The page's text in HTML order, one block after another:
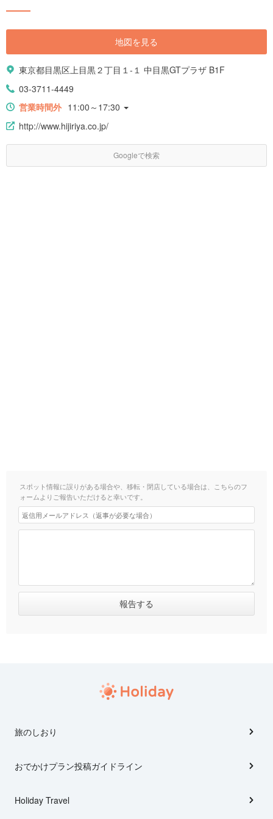
地図を見る
東京都目黒区上目黒２丁目１-１ 中目黒GTプラザ B1F
03-3711-4449
営業時間外 11:00～17:30
http://www.hijiriya.co.jp/
Googleで検索
スポット情報に誤りがある場合や、移転・閉店している場合は、こちらのフ
ォームよりご報告いただけると幸いです。
旅のしおり
おでかけプラン投稿ガイドライン
Holiday Travel